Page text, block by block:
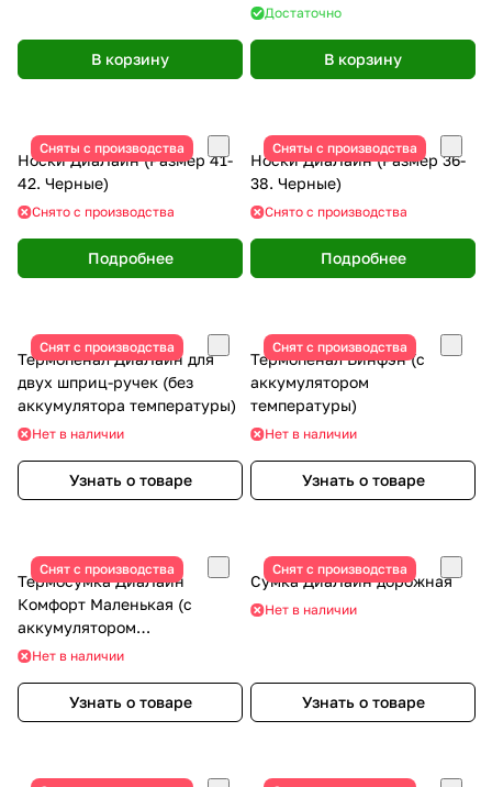
В корзину
Достаточно
В корзину
Сняты с производства
Носки ДиаЛайн (Размер 41-
42. Черные)
Снято с производства
Подробнее
Сняты с производства
Носки ДиаЛайн (Размер 36-
38. Черные)
Снято с производства
Подробнее
Снят с производства
Термопенал ДиаЛайн для
двух шприц-ручек (без
аккумулятора температуры)
Нет в наличии
Узнать о товаре
Снят с производства
Термопенал Бинфэн (с
аккумулятором
температуры)
Нет в наличии
Узнать о товаре
Снят с производства
Термосумка ДиаЛайн
Комфорт Маленькая (с
аккумулятором
температуры)
Нет в наличии
Узнать о товаре
Снят с производства
Сумка ДиаЛайн дорожная
Нет в наличии
Узнать о товаре